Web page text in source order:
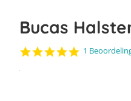
Bucas
5.0
1